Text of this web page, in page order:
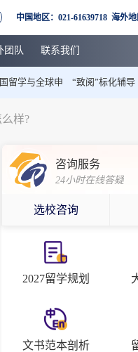
中国地区：021-61639718 海外
团队 联系我们
留学与全球申 “致阅”标化辅导
样?
咨询服务
24小时在线答疑
选校咨询
2027留学规划
文书范本剖析